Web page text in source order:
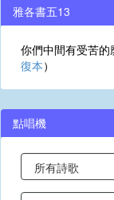
雅各書五13
你們中間有受苦
復本）
點唱機